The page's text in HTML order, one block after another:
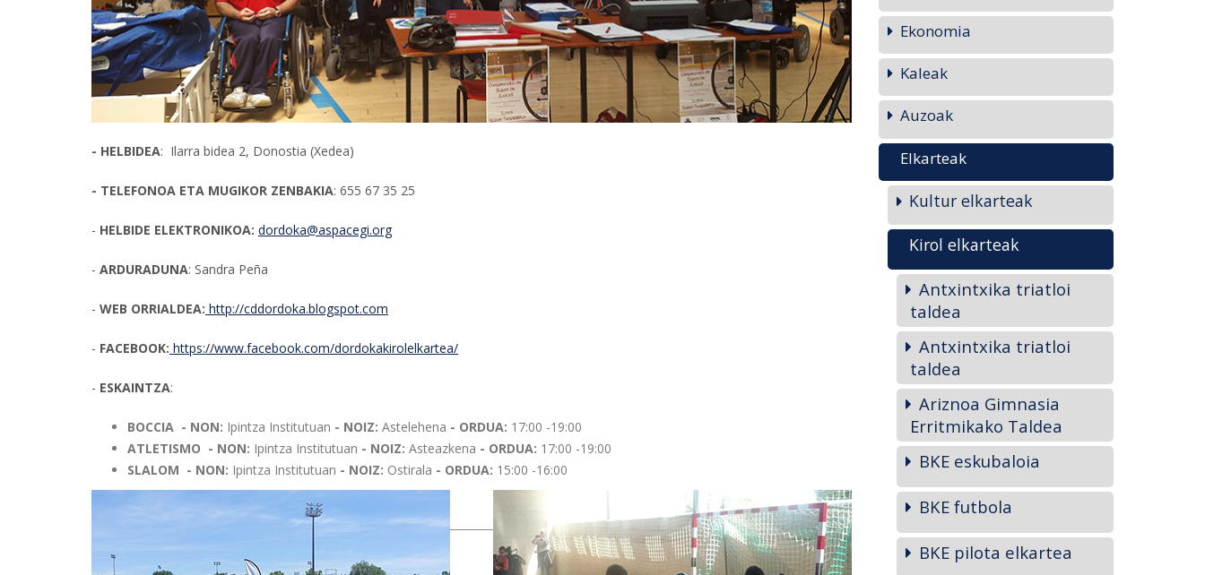
- HELBIDEA: Ilarra bidea 2, Donostia (Xedea)
- TELEFONOA ETA MUGIKOR ZENBAKIA: 655 67 35 25
- HELBIDE ELEKTRONIKOA: dordoka@aspacegi.org
- ARDURADUNA: Sandra Peña
- WEB ORRIALDEA: http://cddordoka.blogspot.com
- FACEBOOK: https://www.facebook.com/dordokakirolelkartea/
- ESKAINTZA:
BOCCIA - NON: Ipintza Institutuan - NOIZ: Astelehena - ORDUA: 17:00 -19:00
ATLETISMO - NON: Ipintza Institutuan - NOIZ: Asteazkena - ORDUA: 17:00 -19:00
SLALOM - NON: Ipintza Institutuan - NOIZ: Ostirala - ORDUA: 15:00 -16:00
Ekonomia
Kaleak
Auzoak
Elkarteak
Kultur elkarteak
Kirol elkarteak
Antxintxika triatloi
taldea
Antxintxika triatloi
taldea
Ariznoa Gimnasia
Erritmikako Taldea
BKE eskubaloia
BKE futbola
BKE pilota elkartea